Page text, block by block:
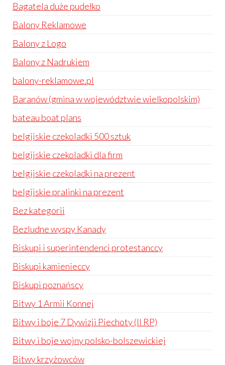
Bagatela duże pudełko
Balony Reklamowe
Balony z Logo
Balony z Nadrukiem
balony-reklamowe.pl
Baranów (gmina w województwie wielkopolskim)
bateau boat plans
belgijskie czekoladki 500 sztuk
belgijskie czekoladki dla firm
belgijskie czekoladki na prezent
belgijskie pralinki na prezent
Bez kategorii
Bezludne wyspy Kanady
Biskupi i superintendenci protestanccy
Biskupi kamienieccy
Biskupi poznańscy
Bitwy 1 Armii Konnej
Bitwy i boje 7 Dywizji Piechoty (II RP)
Bitwy i boje wojny polsko-bolszewickiej
Bitwy krzyżowców